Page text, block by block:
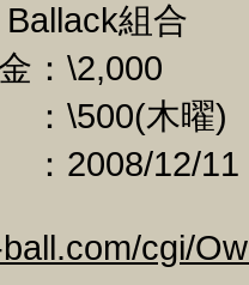
組合
：\2,000
：\500(木曜)
2008/12/11
cgi/